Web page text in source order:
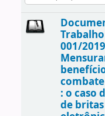
Trabalho
001/
: o caso
de